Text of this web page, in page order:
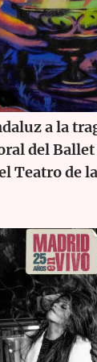
a la
del
Teatro de